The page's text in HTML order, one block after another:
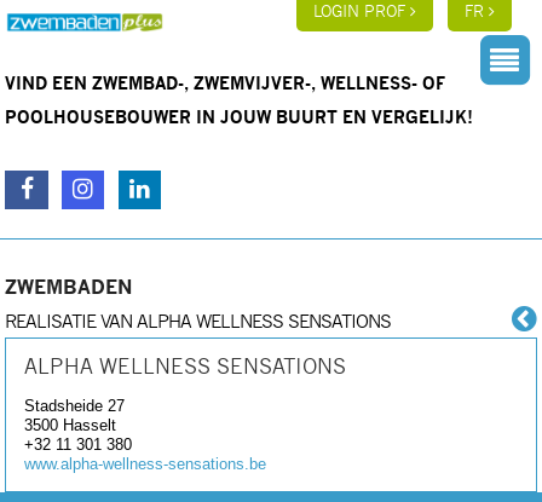
LOGIN PROF FR
VIND EEN ZWEMBAD-, ZWEMVIJVER-, WELLNESS- OF
POOLHOUSEBOUWER IN JOUW BUURT EN VERGELIJK!
ZWEMBADEN
REALISATIE VAN ALPHA WELLNESS SENSATIONS
ALPHA WELLNESS SENSATIONS
Stadsheide 27
3500 Hasselt
+32 11 301 380
www.alpha-wellness-sensations.be